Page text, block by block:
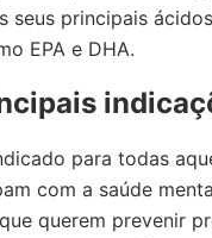
seus principais
EPA e DHA.
para todas
com a saúde
querem prevenir